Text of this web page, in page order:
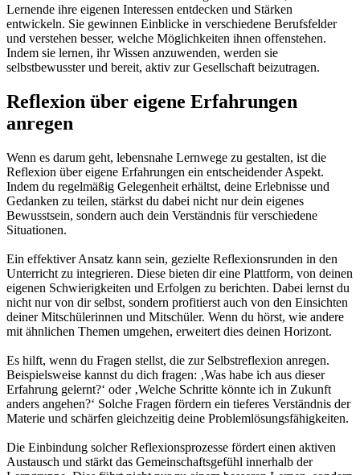
Lernende ihre eigenen Interessen entdecken und Stärken
entwickeln. Sie gewinnen Einblicke in verschiedene Berufsfelder
und verstehen besser, welche Möglichkeiten ihnen offenstehen.
Indem sie lernen, ihr Wissen anzuwenden, werden sie
selbstbewusster und bereit, aktiv zur Gesellschaft beizutragen.
Reflexion über eigene Erfahrungen
anregen
Wenn es darum geht, lebensnahe Lernwege zu gestalten, ist die
Reflexion über eigene Erfahrungen ein entscheidender Aspekt.
Indem du regelmäßig Gelegenheit erhältst, deine Erlebnisse und
Gedanken zu teilen, stärkst du dabei nicht nur dein eigenes
Bewusstsein, sondern auch dein Verständnis für verschiedene
Situationen.
Ein effektiver Ansatz kann sein, gezielte Reflexionsrunden in den
Unterricht zu integrieren. Diese bieten dir eine Plattform, von deinen
eigenen Schwierigkeiten und Erfolgen zu berichten. Dabei lernst du
nicht nur von dir selbst, sondern profitierst auch von den Einsichten
deiner Mitschülerinnen und Mitschüler. Wenn du hörst, wie andere
mit ähnlichen Themen umgehen, erweitert dies deinen Horizont.
Es hilft, wenn du Fragen stellst, die zur Selbstreflexion anregen.
Beispielsweise kannst du dich fragen: ‚Was habe ich aus dieser
Erfahrung gelernt?‘ oder ‚Welche Schritte könnte ich in Zukunft
anders angehen?‘ Solche Fragen fördern ein tieferes Verständnis der
Materie und schärfen gleichzeitig deine Problemlösungsfähigkeiten.
Die Einbindung solcher Reflexionsprozesse fördert einen aktiven
Austausch und stärkt das Gemeinschaftsgefühl innerhalb der